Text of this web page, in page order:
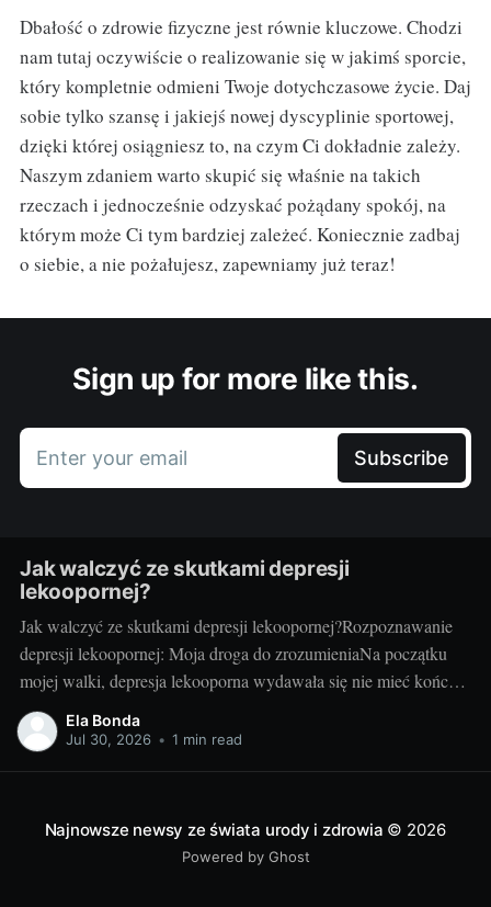
Dbałość o zdrowie fizyczne jest równie kluczowe. Chodzi
nam tutaj oczywiście o realizowanie się w jakimś sporcie,
który kompletnie odmieni Twoje dotychczasowe życie. Daj
sobie tylko szansę i jakiejś nowej dyscyplinie sportowej,
dzięki której osiągniesz to, na czym Ci dokładnie zależy.
Naszym zdaniem warto skupić się właśnie na takich
rzeczach i jednocześnie odzyskać pożądany spokój, na
którym może Ci tym bardziej zależeć. Koniecznie zadbaj
o siebie, a nie pożałujesz, zapewniamy już teraz!
Sign up for more like this.
Enter your email Subscribe
Jak walczyć ze skutkami depresji
lekoopornej?
Jak walczyć ze skutkami depresji lekoopornej?Rozpoznawanie
depresji lekoopornej: Moja droga do zrozumieniaNa początku
mojej walki, depresja lekooporna wydawała się nie mieć końca.
Czułam, że znajduję się w ciemnym tunelu. Na szczęście, z
czasem, zaczęłam rozumieć, czym jest depresja lekooporna, jakie
Ela Bonda
Jul 30, 2026 • 1 min read
Najnowsze newsy ze świata urody i zdrowia © 2026
Powered by Ghost